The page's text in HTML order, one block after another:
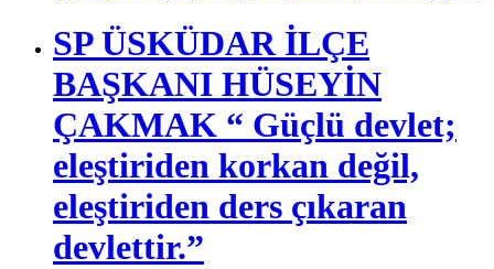
SP ÜSKÜDAR İLÇE
BAŞKANI HÜSEYİN
ÇAKMAK “ Güçlü devlet;
eleştiriden korkan değil,
eleştiriden ders çıkaran
devlettir.”